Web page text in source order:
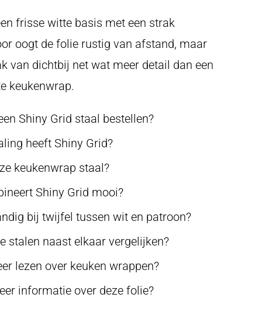
frisse witte basis met een strak
oogt de folie rustig van afstand, maar
van dichtbij net wat meer detail dan een
keukenwrap.
Shiny Grid staal bestellen?
heeft Shiny Grid?
keukenwrap staal?
Shiny Grid mooi?
bij twijfel tussen wit en patroon?
stalen naast elkaar vergelijken?
lezen over keuken wrappen?
informatie over deze folie?